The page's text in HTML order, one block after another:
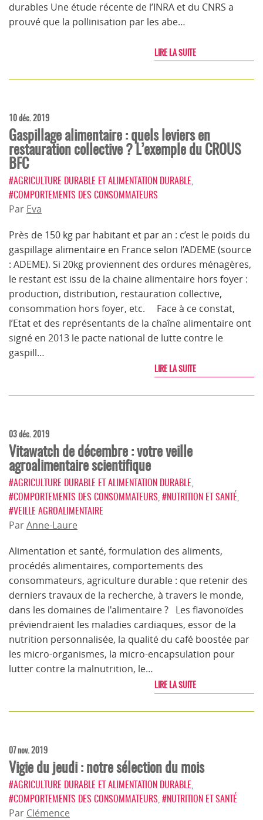
durables Une étude récente de l’INRA et du CNRS a
prouvé que la pollinisation par les abe…
LIRE LA SUITE
10 déc. 2019
Gaspillage alimentaire : quels leviers en
restauration collective ? L’exemple du CROUS
BFC
#AGRICULTURE DURABLE ET ALIMENTATION DURABLE
#COMPORTEMENTS DES CONSOMMATEURS
Par Eva
Près de 150 kg par habitant et par an : c’est le poids du
gaspillage alimentaire en France selon l’ADEME (source
: ADEME). Si 20kg proviennent des ordures ménagères,
le restant est issu de la chaine alimentaire hors foyer :
production, distribution, restauration collective,
consommation hors foyer, etc. Face à ce constat,
l’Etat et des représentants de la chaîne alimentaire ont
signé en 2013 le pacte national de lutte contre le
gaspill…
LIRE LA SUITE
03 déc. 2019
Vitawatch de décembre : votre veille
agroalimentaire scientifique
#AGRICULTURE DURABLE ET ALIMENTATION DURABLE
#COMPORTEMENTS DES CONSOMMATEURS #NUTRITION ET SANTÉ
#VEILLE AGROALIMENTAIRE
ParAnne-Laure
Alimentation et santé, formulation des aliments,
procédés alimentaires, comportements des
consommateurs, agriculture durable : que retenir des
derniers travaux de la recherche, à travers le monde,
dans les domaines de l'alimentaire ? Les flavonoïdes
préviendraient les maladies cardiaques, essor de la
nutrition personnalisée, la qualité du café boostée par
les micro-organismes, la micro-encapsulation pour
lutter contre la malnutrition, le…
LIRE LA SUITE
07 nov. 2019
Vigie du jeudi : notre sélection du mois
#AGRICULTURE DURABLE ET ALIMENTATION DURABLE
#COMPORTEMENTS DES CONSOMMATEURS #NUTRITION ET SANTÉ
Par Clémence